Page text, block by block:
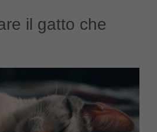
il gatto che